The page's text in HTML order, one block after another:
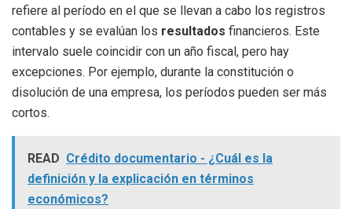
refiere al período en el que se llevan a cabo los registros
contables y se evalúan los resultados financieros. Este
intervalo suele coincidir con un año fiscal, pero hay
excepciones. Por ejemplo, durante la constitución o
disolución de una empresa, los períodos pueden ser más
cortos.
READ Crédito documentario - ¿Cuál es la
definición y la explicación en términos
económicos?